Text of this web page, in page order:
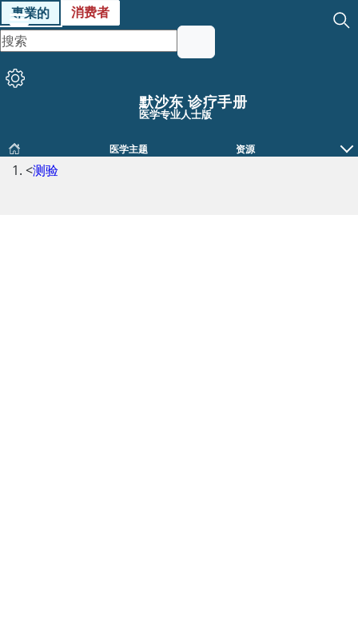
專業的 消费者
默沙东 诊疗手册
医学专业人士版
医学主题 资源
<测验